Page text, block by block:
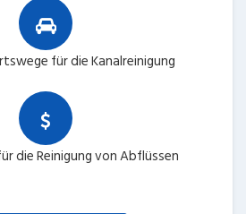
für die Kanalreinigung
die Reinigung von Abflüssen